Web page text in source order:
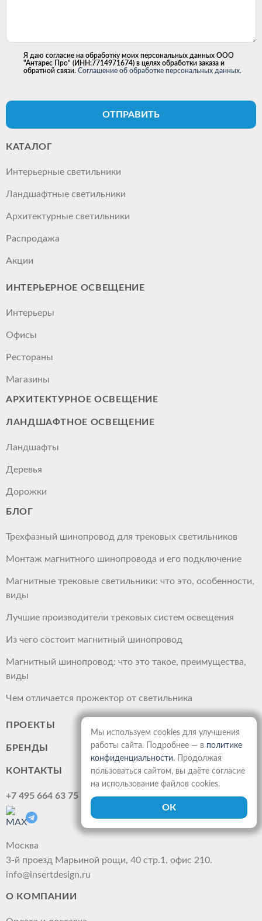
Я даю согласие на обработку моих персональных данных ООО
"Антарес Про" (ИНН:7714971674) в целях обработки заказа и
обратной связи. Соглашение об обработке персональных данных.
ОТПРАВИТЬ
КАТАЛОГ
Интерьерные светильники
Ландшафтные светильники
Архитектурные светильники
Распродажа
Акции
ИНТЕРЬЕРНОЕ ОСВЕЩЕНИЕ
Интерьеры
Офисы
Рестораны
Магазины
АРХИТЕКТУРНОЕ ОСВЕЩЕНИЕ
ЛАНДШАФТНОЕ ОСВЕЩЕНИЕ
Ландшафты
Деревья
Дорожки
БЛОГ
Трехфазный шинопровод для трековых светильников
Монтаж магнитного шинопровода и его подключение
Магнитные трековые светильники: что это, особенности,
виды
Лучшие производители трековых систем освещения
Из чего состоит магнитный шинопровод
Магнитный шинопровод: что это такое, преимущества,
виды
Чем отличается прожектор от светильника
ПРОЕКТЫ
БРЕНДЫ
КОНТАКТЫ
+7 495 664 63 75
Москва
3-й проезд Марьиной рощи, 40 стр.1, офис 210.
info@insertdesign.ru
О КОМПАНИИ
Мы используем cookies для улучшения
работы сайта. Подробнее — в политике
конфиденциальности. Продолжая
пользоваться сайтом, вы даёте согласие
на использование файлов cookies.